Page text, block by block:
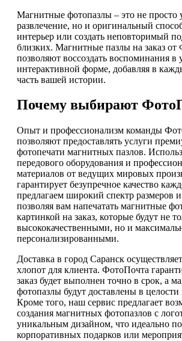
Магнитные фотопазлы – это не просто
развлечение, но и оригинальный
интерьер или создать неповторимый
близких. Магнитные пазлы на заказ
позволяют воссоздать воспоминания в
интерактивной форме, добавляя в
часть вашей истории.
Почему выбирают
Опыт и профессионализм команды
позволяют предоставлять услуги
фотопечати магнитных пазлов.
передового оборудования и
материалов от ведущих мировых
гарантирует безупречное качество
предлагаем широкий спектр размеров
позволяя вам напечатать магнитные
картинкой на заказ, которые будут не
высококачественными, но и
персонализированными.
Доставка в город Саранск
хлопот для клиента. ФотоПочта
заказ будет выполнен точно в срок, а
фотопазлы будут доставлены в целости
Кроме того, наш сервис предлагает
создания магнитных фотопазлов с
уникальным дизайном, что идеально
корпоративных подарков или